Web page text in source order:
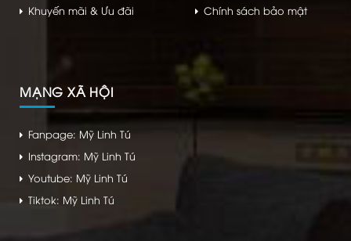
Khuyến mãi & Ưu đãi
Chính sách bảo mật
MẠNG XÃ HỘI
Fanpage: Mỹ Linh Tú
Instagram: Mỹ Linh Tú
Youtube: Mỹ Linh Tú
Tiktok: Mỹ Linh Tú